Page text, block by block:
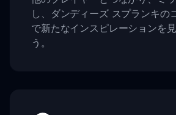
し、ダンディーズ スプランキの
で新たなインスピレーションを
う。